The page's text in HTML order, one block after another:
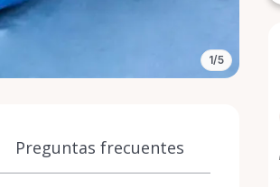
1/5
Preguntas frecuentes